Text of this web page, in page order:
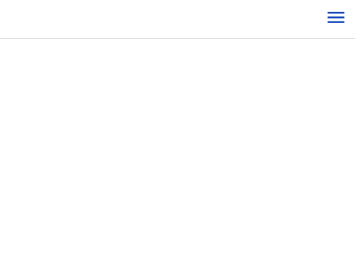
konten